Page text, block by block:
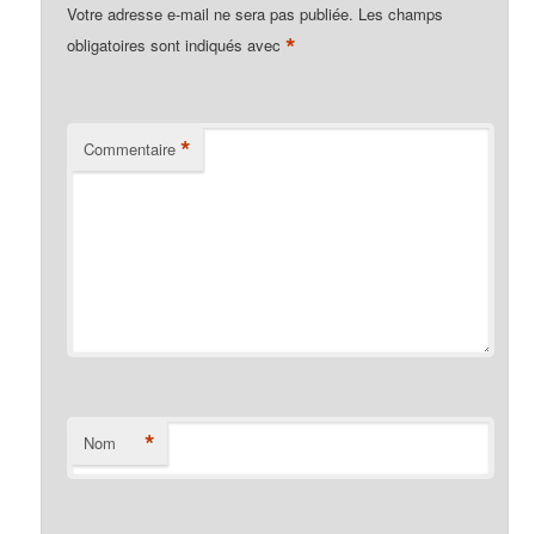
Votre adresse e-mail ne sera pas publiée. Les champs
obligatoires sont indiqués avec*
Commentaire *
Nom *